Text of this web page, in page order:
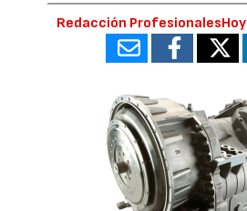
Redacción ProfesionalesHoy